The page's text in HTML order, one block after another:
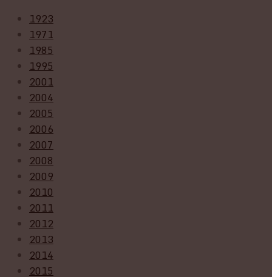
1923
1971
1985
1995
2001
2004
2005
2006
2007
2008
2009
2010
2011
2012
2013
2014
2015